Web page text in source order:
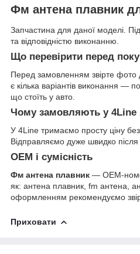
Фм антена плавник
Запчастина для даної моделі.
та відповідністю виконанню.
Що перевірити перед
Перед замовленням звірте
є кілька варіантів виконання —
що стоїть у авто.
Чому замовляють у 4Line
У 4Line тримаємо просту ціну без
Відправляємо дуже швидко після
OEM і сумісність
Фм антена плавник — OEM-
як: антена плавник, fm антена,
оформленням рекомендуємо
Приховати